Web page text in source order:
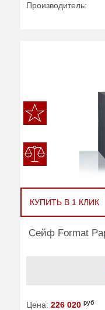
Производитель:
КУПИТЬ В 1 КЛИК
Сейф Format
Цена: 226 020 руб